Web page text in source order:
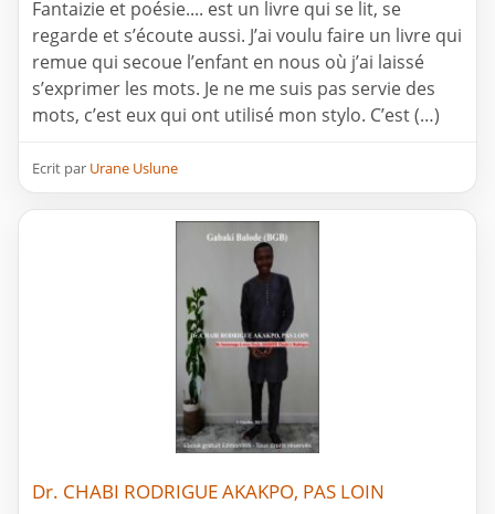
Fantaizie et poésie.... est un livre qui se lit, se
regarde et s’écoute aussi. J’ai voulu faire un livre qui
remue qui secoue l’enfant en nous où j’ai laissé
s’exprimer les mots. Je ne me suis pas servie des
mots, c’est eux qui ont utilisé mon stylo. C’est (…)
Ecrit par Urane Uslune
Dr. CHABI RODRIGUE AKAKPO, PAS LOIN